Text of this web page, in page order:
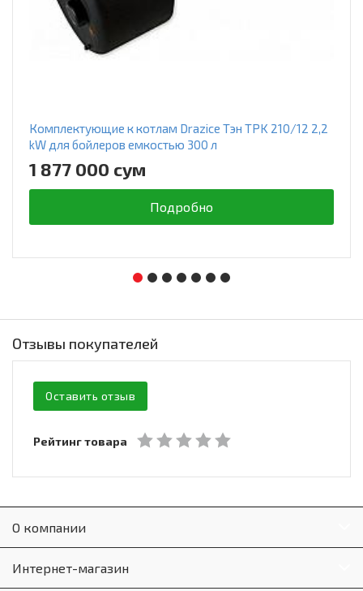
Комплектующие к котлам Drazice Тэн TPK 210/12 2,2
kW для бойлеров емкостью 300 л
1 877 000 сум
Подробно
Отзывы покупателей
Оставить отзыв
Рейтинг товара
О компании
Интернет-магазин